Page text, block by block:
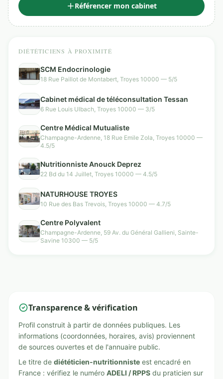
Référencer mon cabinet
DIÉTÉTICIENS À PROXIMITÉ
SCM Endocrinologie
18 Rue Paillot de Montabert, Troyes 10000 — 5/5
Cabinet médical de téléconsultation Tessan
6 Rue Louis Ulbach, Troyes 10000 — 3/5
Centre Médical Mutualiste
Champagne-Ardenne, 18 Rue Emile Zola, Troyes 10000 —
4.5/5
Nutritionniste Anouck Deprez
22 Bd du 14 Juillet, Troyes 10000 — 4.5/5
NATURHOUSE TROYES
10 Rue des Bas Trevois, Troyes 10000 — 4.7/5
Centre Polyvalent
Champagne-Ardenne, 59 Av. du Général Gallieni, Sainte-
Savine 10300 — 5/5
Transparence & vérification
Profil construit à partir de données publiques. Les
informations (coordonnées, horaires, avis) proviennent
de sources ouvertes et de l'annuaire public.
Le titre de diététicien-nutritionniste est encadré en
France : vérifiez le numéro ADELI / RPPS du praticien sur